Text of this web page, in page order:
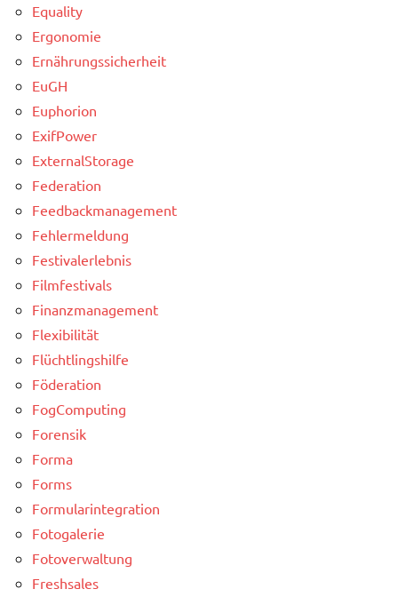
Equality
Ergonomie
Ernährungssicherheit
EuGH
Euphorion
ExifPower
ExternalStorage
Federation
Feedbackmanagement
Fehlermeldung
Festivalerlebnis
Filmfestivals
Finanzmanagement
Flexibilität
Flüchtlingshilfe
Föderation
FogComputing
Forensik
Forma
Forms
Formularintegration
Fotogalerie
Fotoverwaltung
Freshsales